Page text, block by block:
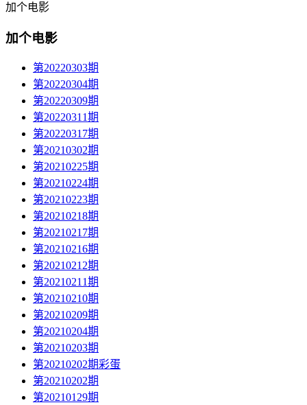
加个电影
加个电影
第20220303期
第20220304期
第20220309期
第20220311期
第20220317期
第20210302期
第20210225期
第20210224期
第20210223期
第20210218期
第20210217期
第20210216期
第20210212期
第20210211期
第20210210期
第20210209期
第20210204期
第20210203期
第20210202期彩蛋
第20210202期
第20210129期